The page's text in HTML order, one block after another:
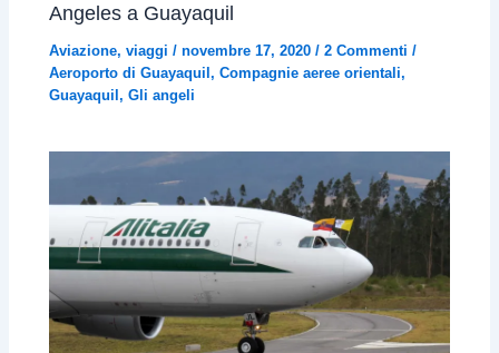
Angeles a Guayaquil
Aviazione,viaggi /novembre 17, 2020/2 Commenti /
Aeroporto di Guayaquil,Compagnie aeree orientali,
Guayaquil,Gli angeli